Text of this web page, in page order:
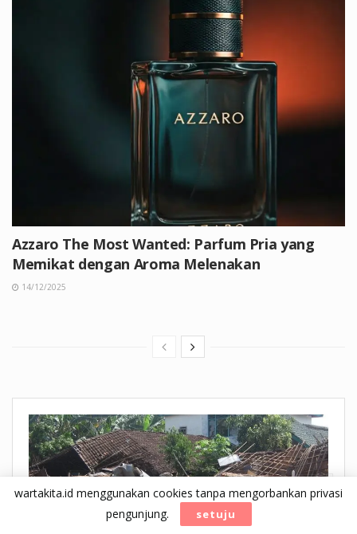
Azzaro The Most Wanted: Parfum Pria yang
Memikat dengan Aroma Melenakan
14/12/2025
wartakita.id menggunakan cookies tanpa mengorbankan privasi
pengunjung.
setuju